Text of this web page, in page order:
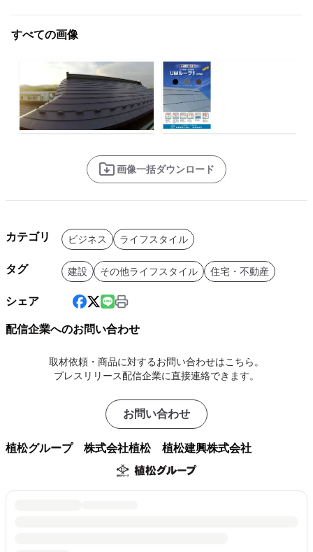
すべての画像
画像一括ダウンロード
カテゴリ ビジネス ライフスタイル
タグ 建設 その他ライフスタイル 住宅・不動産
シェア
配信企業へのお問い合わせ
取材依頼・商品に対するお問い合わせはこちら。
プレスリリース配信企業に直接連絡できます。
お問い合わせ
植松グループ 株式会社植松 植松建興株式会社